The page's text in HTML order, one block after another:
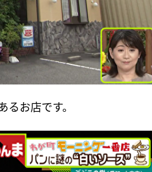
るお店です。